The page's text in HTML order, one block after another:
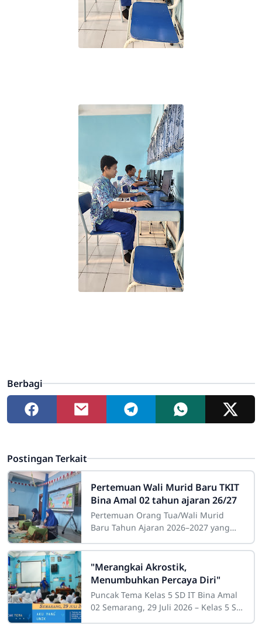
Berbagi
Postingan Terkait
Pertemuan Wali Murid Baru TKIT
Bina Amal 02 tahun ajaran 26/27
Pertemuan Orang Tua/Wali Murid
Baru Tahun Ajaran 2026–2027 yang
2026, berlangsung dengan meriah,
hangat dan
"Merangkai Akrostik,
Menumbuhkan Percaya Diri"
Puncak Tema Kelas 5 SD IT Bina Amal
02 Semarang, 29 Juli 2026 – Kelas 5 SD